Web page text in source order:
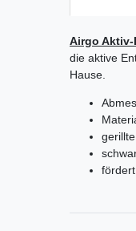
Airgo Aktiv-
die aktive
Hause.